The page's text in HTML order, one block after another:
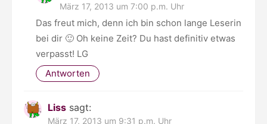
März 17, 2013 um 7:00 p.m. Uhr
Das freut mich, denn ich bin schon lange Leserin
bei dir 🙂 Oh keine Zeit? Du hast definitiv etwas
verpasst! LG
Antworten
Liss sagt:
März 17, 2013 um 9:31 p.m. Uhr